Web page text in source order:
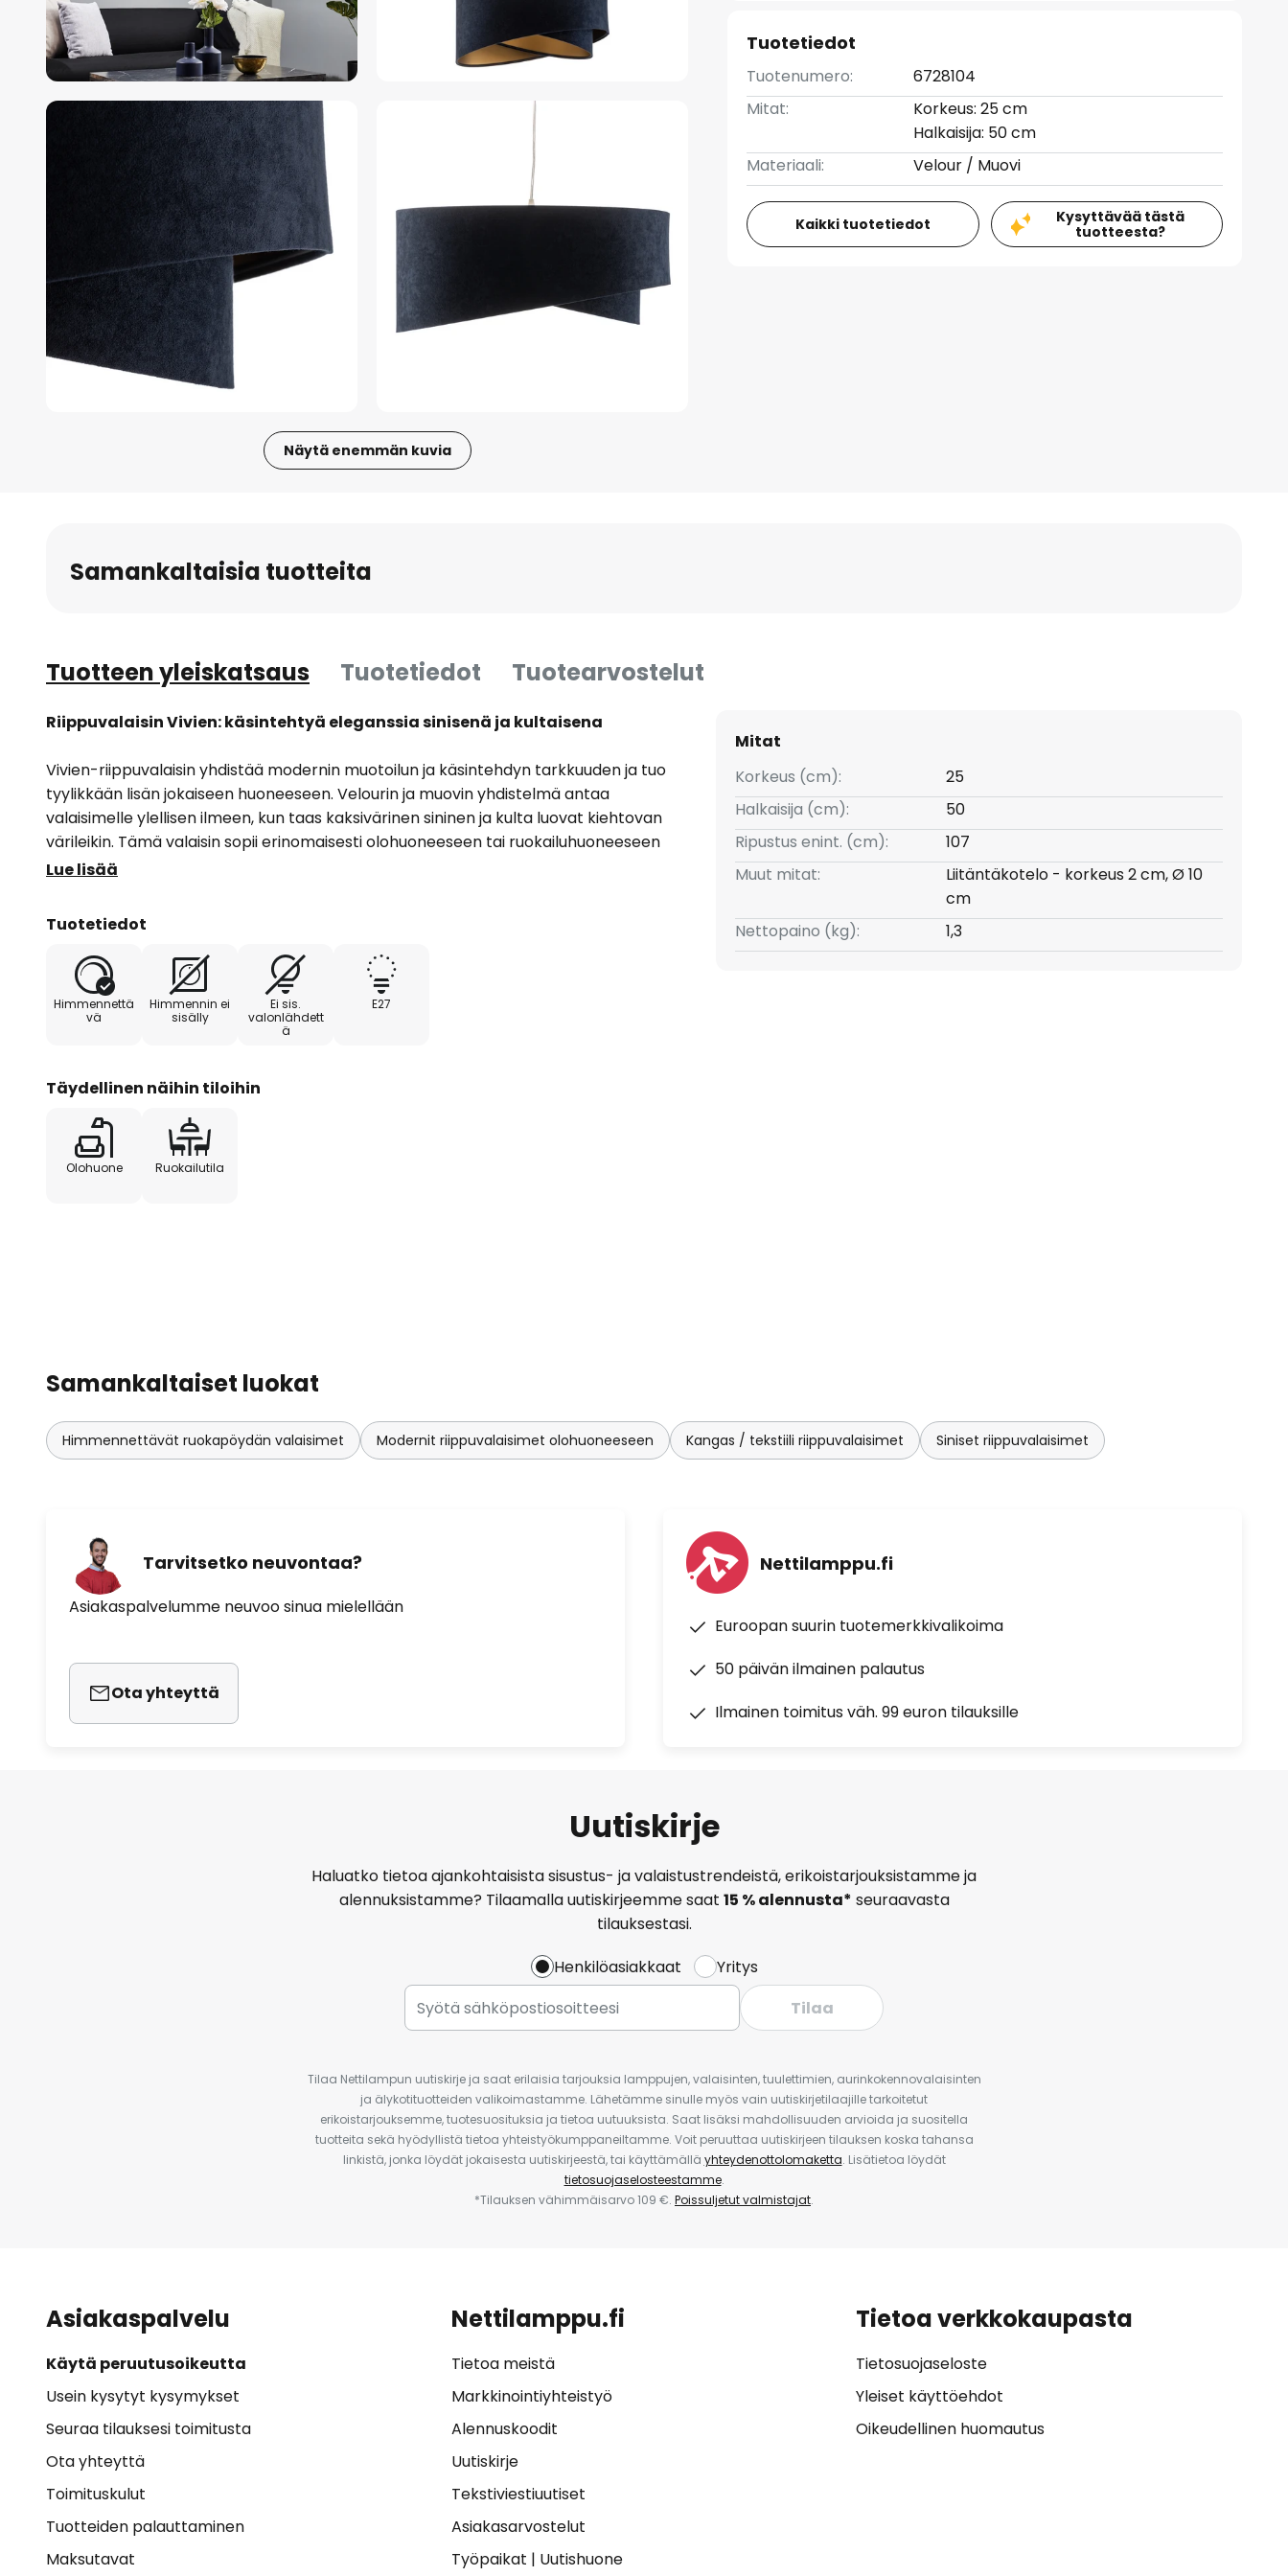
Näytä enemmän kuvia
Tuotetiedot
Tuotenumero:
6728104
Mitat:
Korkeus: 25 cm
Halkaisija: 50 cm
Materiaali:
Velour / Muovi
Kaikki tuotetiedot
Kysyttävää tästä
tuotteesta?
Samankaltaisia tuotteita
Tuotteen yleiskatsaus Tuotetiedot Tuotearvostelut
Riippuvalaisin Vivien: käsintehtyä eleganssia sinisenä ja kultaisena
Vivien-riippuvalaisin yhdistää modernin muotoilun ja käsintehdyn tarkkuuden ja tuo
tyylikkään lisän jokaiseen huoneeseen. Velourin ja muovin yhdistelmä antaa
valaisimelle ylellisen ilmeen, kun taas kaksivärinen sininen ja kulta luovat kiehtovan
värileikin. Tämä valaisin sopii erinomaisesti olohuoneeseen tai ruokailuhuoneeseen
ja luo kutsuvan tunnelman.
Toinen riippuvalaisimen Vivien erinomainen ominaisuus on himmennettävyys
voimakkuuden joustavan säätämisen halutun tunnelman luomiseksi. Kestävä
pakkaus korostaa sitoutumista ympäristötietoisuuteen tuotteiden esittelyssä.
Lue lisää
Tuotetiedot
Himmennettä
vä
Himmennin ei
sisälly
Ei sis.
valonlähdett
ä
E27
Täydellinen näihin tiloihin
Olohuone Ruokailutila
Mitat
Korkeus (cm):
25
Halkaisija (cm):
50
Ripustus enint. (cm):
107
Muut mitat:
Liitäntäkotelo - korkeus 2 cm, Ø 10
cm
Nettopaino (kg):
1,3
Samankaltaiset luokat
Himmennettävät ruokapöydän valaisimet Modernit riippuvalaisimet olohuoneeseen Kangas / tekstiili riippuvalaisimet Siniset riippuvalaisimet
Tarvitsetko neuvontaa?
Asiakaspalvelumme neuvoo sinua mielellään
Ota yhteyttä
Nettilamppu.fi
Euroopan suurin tuotemerkkivalikoima
50 päivän ilmainen palautus
Ilmainen toimitus väh. 99 euron tilauksille
Uutiskirje
Haluatko tietoa ajankohtaisista sisustus- ja valaistustrendeistä, erikoistarjouksistamme ja
alennuksistamme? Tilaamalla uutiskirjeemme saat 15 % alennusta* seuraavasta
tilauksestasi.
Henkilöasiakkaat
Yritys
Tilaa
Tilaa Nettilampun uutiskirje ja saat erilaisia tarjouksia lamppujen, valaisinten, tuulettimien, aurinkokennovalaisinten
ja älykotituotteiden valikoimastamme. Lähetämme sinulle myös vain uutiskirjetilaajille tarkoitetut
erikoistarjouksemme, tuotesuosituksia ja tietoa uutuuksista. Saat lisäksi mahdollisuuden arvioida ja suositella
tuotteita sekä hyödyllistä tietoa yhteistyökumppaneiltamme. Voit peruuttaa uutiskirjeen tilauksen koska tahansa
linkistä, jonka löydät jokaisesta uutiskirjeestä, tai käyttämällä yhteydenottolomaketta. Lisätietoa löydät
tietosuojaselosteestamme.
*Tilauksen vähimmäisarvo 109 €. Poissuljetut valmistajat.
Asiakaspalvelu
Käytä peruutusoikeutta
Usein kysytyt kysymykset
Seuraa tilauksesi toimitusta
Ota yhteyttä
Toimituskulut
Tuotteiden palauttaminen
Maksutavat
Nettilamppu.fi
Tietoa meistä
Markkinointiyhteistyö
Alennuskoodit
Uutiskirje
Tekstiviestiuutiset
Asiakasarvostelut
Työpaikat | Uutishuone
Tietoa verkkokaupasta
Tietosuojaseloste
Yleiset käyttöehdot
Oikeudellinen huomautus